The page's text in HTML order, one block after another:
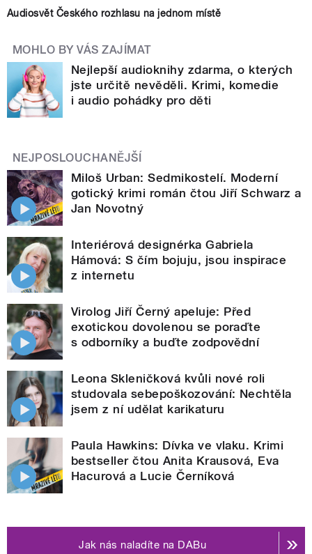
Audiosvět Českého rozhlasu na jednom místě
MOHLO BY VÁS ZAJÍMAT
Nejlepší audioknihy zdarma, o kterých
jste určitě nevěděli. Krimi, komedie
i audio pohádky pro děti
NEJPOSLOUCHANĚJŠÍ
Miloš Urban: Sedmikostelí. Moderní
gotický krimi román čtou Jiří Schwarz a
Jan Novotný
Interiérová designérka Gabriela
Hámová: S čím bojuju, jsou inspirace
z internetu
Virolog Jiří Černý apeluje: Před
exotickou dovolenou se poraďte
s odborníky a buďte zodpovědní
Leona Skleničková kvůli nové roli
studovala sebepoškozování: Nechtěla
jsem z ní udělat karikaturu
Paula Hawkins: Dívka ve vlaku. Krimi
bestseller čtou Anita Krausová, Eva
Hacurová a Lucie Černíková
Jak nás naladíte na DABu